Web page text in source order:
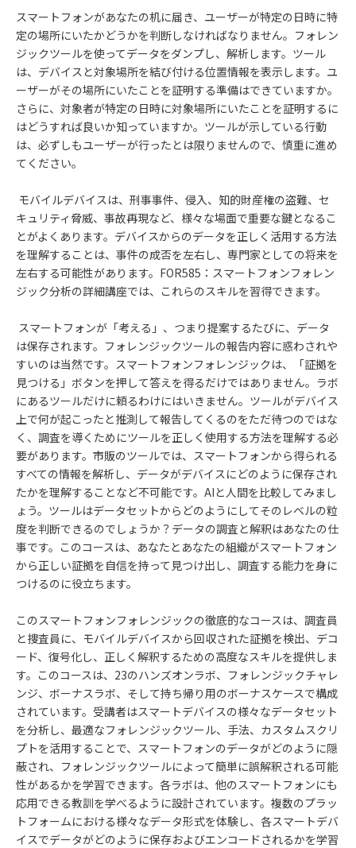
スマートフォンがあなたの机に届き、ユーザーが特定の日時に特
定の場所にいたかどうかを判断しなければなりません。フォレン
ジックツールを使ってデータをダンプし、解析します。ツール
は、デバイスと対象場所を結び付ける位置情報を表示します。ユ
ーザーがその場所にいたことを証明する準備はできていますか。
さらに、対象者が特定の日時に対象場所にいたことを証明するに
はどうすれば良いか知っていますか。ツールが示している行動
は、必ずしもユーザーが行ったとは限りませんので、慎重に進め
てください。
モバイルデバイスは、刑事事件、侵入、知的財産権の盗難、セ
キュリティ脅威、事故再現など、様々な場面で重要な鍵となるこ
とがよくあります。デバイスからのデータを正しく活用する方法
を理解することは、事件の成否を左右し、専門家としての将来を
左右する可能性があります。 FOR585 ：スマートフォンフォレン
ジック分析の詳細講座では、これらのスキルを習得できます。
スマートフォンが「考える」、つまり提案するたびに、データ
は保存されます。フォレンジックツールの報告内容に惑わされや
すいのは当然です。スマートフォンフォレンジックは、「証拠を
見つける」ボタンを押して答えを得るだけではありません。ラボ
にあるツールだけに頼るわけにはいきません。ツールがデバイス
上で何が起こったと推測して報告してくるのをただ待つのではな
く、調査を導くためにツールを正しく使用する方法を理解する必
要があります。市販のツールでは、スマートフォンから得られる
すべての情報を解析し、データがデバイスにどのように保存され
たかを理解することなど不可能です。 AIと人間を比較してみまし
ょう。ツールはデータセットからどのようにしてそのレベルの粒
度を判断できるのでしょうか？データの調査と解釈はあなたの仕
事です。このコースは、あなたとあなたの組織がスマートフォン
から正しい証拠を自信を持って見つけ出し、調査する能力を身に
つけるのに役立ちます。
このスマートフォンフォレンジックの徹底的なコースは、調査員
と捜査員に、モバイルデバイスから回収された証拠を検出、デコ
ード、復号化し、正しく解釈するための高度なスキルを提供しま
す。このコースは、 23のハンズオンラボ、フォレンジックチャレ
ンジ、ボーナスラボ、そして持ち帰り用のボーナスケースで構成
されています。受講者はスマートデバイスの様々なデータセット
を分析し、最適なフォレンジックツール、手法、カスタムスクリ
プトを活用することで、スマートフォンのデータがどのように隠
蔽され、フォレンジックツールによって簡単に誤解釈される可能
性があるかを学習できます。各ラボは、他のスマートフォンにも
応用できる教訓を学べるように設計されています。複数のプラッ
トフォームにおける様々なデータ形式を体験し、各スマートデバ
イスでデータがどのように保存およびエンコードされるかを学習